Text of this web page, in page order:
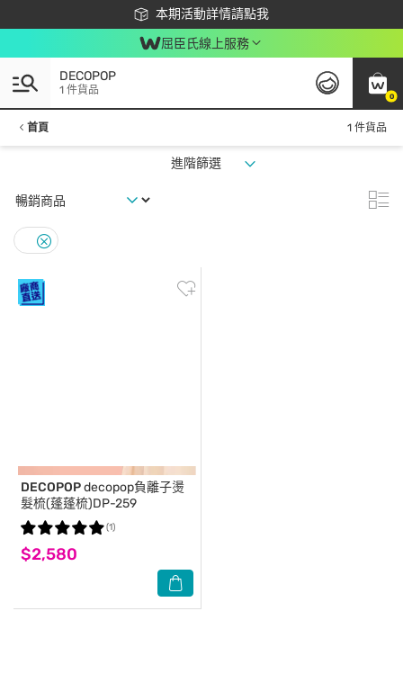
本期活動詳情請點我
下載app最高回饋$350
屈臣氏線上服務
0
DECOPOP
1 件貨品
首頁 1 件貨品
進階篩選
DECOPOPdecopop負離子燙
髮梳(蓬蓬梳)DP-259
$2,580
(1)